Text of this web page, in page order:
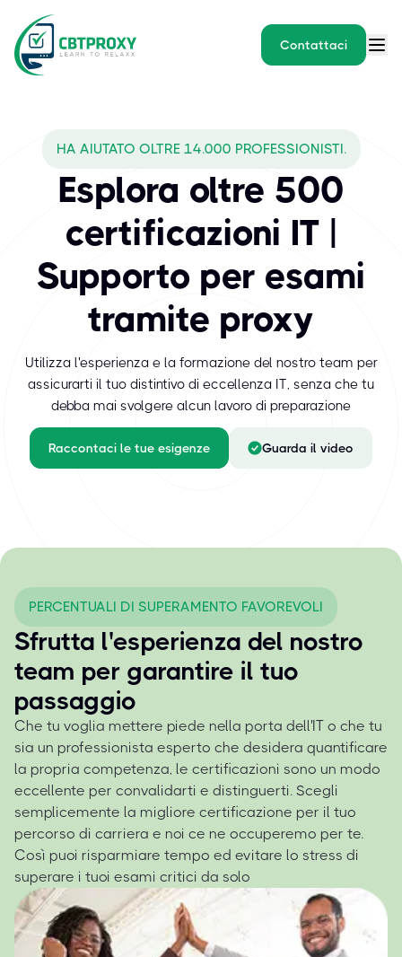
Contattaci
HA AIUTATO OLTRE 14.000 PROFESSIONISTI.
Esplora oltre 500
certificazioni IT |
Supporto per esami
tramite proxy
Utilizza l'esperienza e la formazione del nostro team per
assicurarti il tuo distintivo di eccellenza IT, senza che tu
debba mai svolgere alcun lavoro di preparazione
Raccontaci le tue esigenze Guarda il video
PERCENTUALI DI SUPERAMENTO FAVOREVOLI
Sfrutta l'esperienza del nostro
team per garantire il tuo
passaggio
Che tu voglia mettere piede nella porta dell'IT o che tu
sia un professionista esperto che desidera quantificare
la propria competenza, le certificazioni sono un modo
eccellente per convalidarti e distinguerti. Scegli
semplicemente la migliore certificazione per il tuo
percorso di carriera e noi ce ne occuperemo per te.
Così puoi risparmiare tempo ed evitare lo stress di
superare i tuoi esami critici da solo